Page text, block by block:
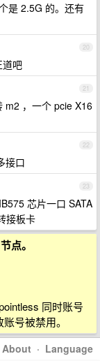
是 2.5G 的。还有
20
道吧
21
m2 ，一个 pcie X16
22
接口
23
芯片一口 SATA
接板卡
点。
同时账号
号被禁用。
About · Language